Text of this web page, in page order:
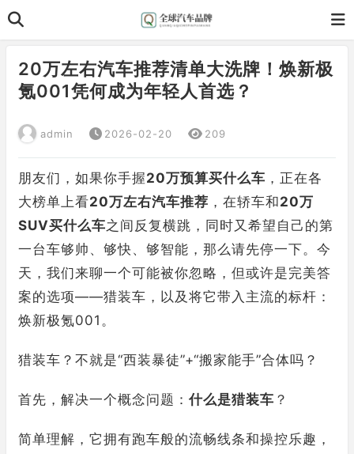
20万左右汽车推荐清单大洗牌！焕新极
氪001凭何成为年轻人首选？
admin 2026-02-20 209
朋友们，如果你手握20万预算买什么车 ，正在各
大榜单上看20万左右汽车推荐 ，在轿车和20万
SUV买什么车之间反复横跳，同时又希望自己的第
一台车够帅、够快、够智能，那么请先停一下。今
天，我们来聊一个可能被你忽略，但或许是完美答
案的选项——猎装车，以及将它带入主流的标杆：
焕新极氪001。
猎装车？不就是“西装暴徒”+“搬家能手”合体吗？
首先，解决一个概念问题： 什么是猎装车 ？
简单理解，它拥有跑车般的流畅线条和操控乐趣，